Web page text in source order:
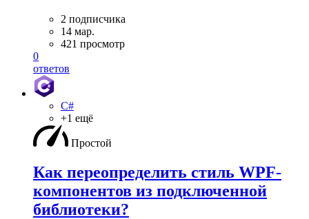
2 подписчика
14 мар.
421 просмотр
0
ответов
C#
+1 ещё
Простой
Как переопределить стиль WPF-
компонентов из подключенной
библиотеки?